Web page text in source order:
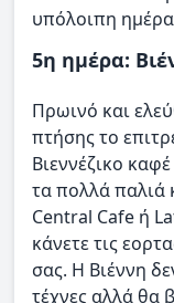
υπόλοιπη
5η ημέρα:
Πρωινό και
πτήσης το
Βιεννέζικο
τα πολλά παλιά
Central Cafe ή
κάνετε τις
σας. H Βιέννη
τέχνες αλλά θα